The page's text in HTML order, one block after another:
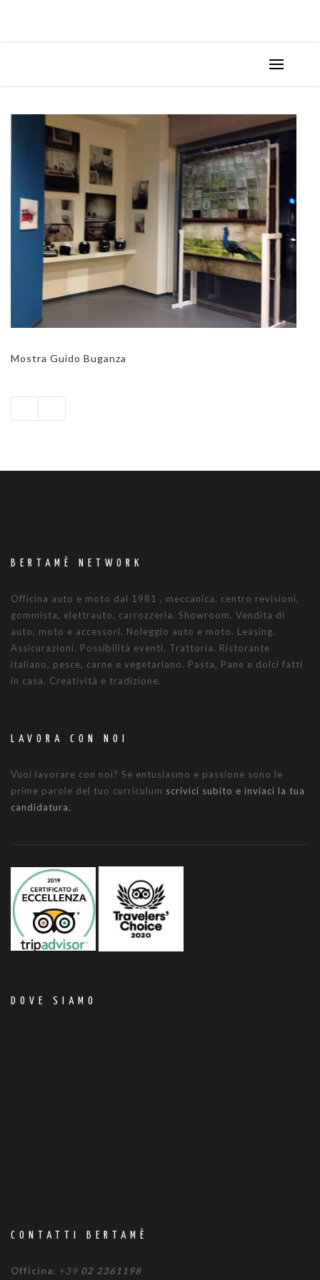
Mostra Guido Buganza
BERTAMÈ NETWORK
Officina auto e moto dal 1981 , meccanica, centro revisioni,
gommista, elettrauto, carrozzeria. Showroom. Vendita di
auto, moto e accessori. Noleggio auto e moto. Leasing.
Assicurazioni. Possibilità eventi. Trattoria. Ristorante
italiano, pesce, carne e vegetariano. Pasta, Pane e dolci fatti
in casa. Creatività e tradizione.
LAVORA CON NOI
Vuoi lavorare con noi? Se entusiasmo e passione sono le
prime parole del tuo curriculum scrivici subito e inviaci la tua
candidatura.
DOVE SIAMO
CONTATTI BERTAMÈ
Officina: +39 02 2361198